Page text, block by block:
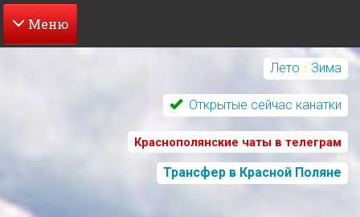
Перейти
Лето / Зима
Открытые сейчас канатки
Краснополянские чаты в телеграм
Трансфер в Красной Поляне